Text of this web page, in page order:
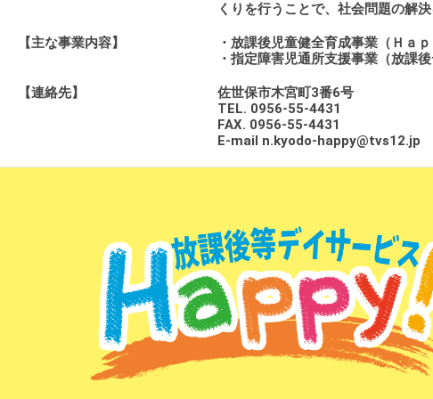
くりを行うことで、社会問題の解
【主な事業内容】
・放課後児童健全育成事業（Ｈａｐ
・指定障害児通所支援事業（放課
【連絡先】
佐世保市木宮町3番6号
TEL. 0956-55-4431
FAX. 0956-55-4431
E-mail n.kyodo-happy@tvs12.jp